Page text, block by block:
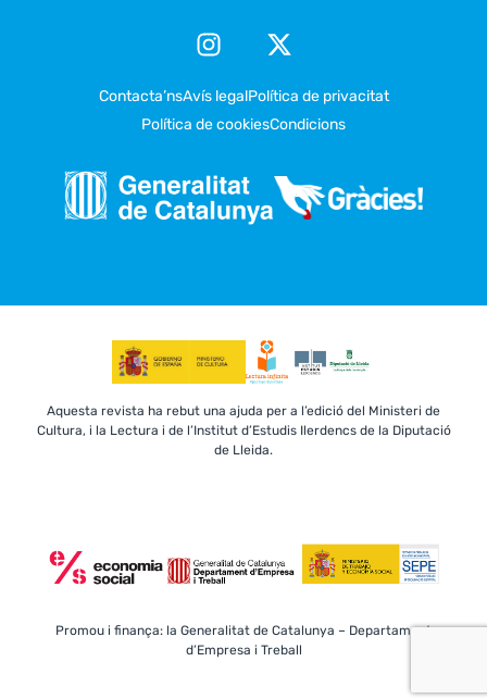
Contacta’nsAvís legalPolítica de privacitat
Política de cookiesCondicions
Aquesta revista ha rebut una ajuda per a l’edició del Ministeri de
Cultura, i la Lectura i de l’Institut d’Estudis Ilerdencs de la Diputació
de Lleida.
Promou i finança: la Generalitat de Catalunya – Departament
d’Empresa i Treball